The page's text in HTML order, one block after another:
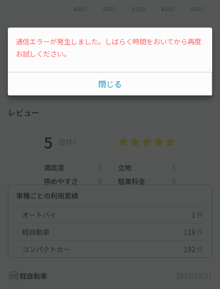
¥800 ¥800 ¥800 ¥800 ¥800
¥800 ¥800
以降の空き状況は毎日24:00に更新されます。
レビュー
5 （8件）
満足度 5 立地
5
停めやすさ
5 駐車料金
5
車種ごとの利用実績
オートバイ
1 件
軽自動車
119 件
コンパクトカー
192 件
軽自動車 2023/10/27
通信エラーが発生しました。しばらく時間をおいてから再度
お試しください。
閉じる